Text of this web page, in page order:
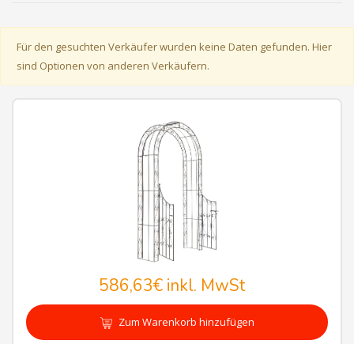
Für den gesuchten Verkäufer wurden keine Daten gefunden. Hier
sind Optionen von anderen Verkäufern.
586,63€inkl. MwSt
Zum Warenkorb hinzufügen